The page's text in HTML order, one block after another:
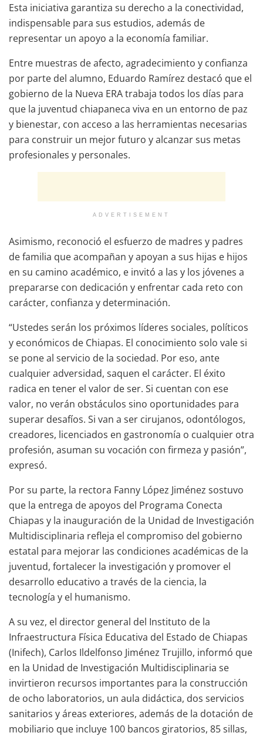
Esta iniciativa garantiza su derecho a la conectividad,
indispensable para sus estudios, además de
representar un apoyo a la economía familiar.
Entre muestras de afecto, agradecimiento y confianza
por parte del alumno, Eduardo Ramírez destacó que el
gobierno de la Nueva ERA trabaja todos los días para
que la juventud chiapaneca viva en un entorno de paz
y bienestar, con acceso a las herramientas necesarias
para construir un mejor futuro y alcanzar sus metas
profesionales y personales.
ADVERTISEMENT
Asimismo, reconoció el esfuerzo de madres y padres
de familia que acompañan y apoyan a sus hijas e hijos
en su camino académico, e invitó a las y los jóvenes a
prepararse con dedicación y enfrentar cada reto con
carácter, confianza y determinación.
“Ustedes serán los próximos líderes sociales, políticos
y económicos de Chiapas. El conocimiento solo vale si
se pone al servicio de la sociedad. Por eso, ante
cualquier adversidad, saquen el carácter. El éxito
radica en tener el valor de ser. Si cuentan con ese
valor, no verán obstáculos sino oportunidades para
superar desafíos. Si van a ser cirujanos, odontólogos,
creadores, licenciados en gastronomía o cualquier otra
profesión, asuman su vocación con firmeza y pasión”,
expresó.
Por su parte, la rectora Fanny López Jiménez sostuvo
que la entrega de apoyos del Programa Conecta
Chiapas y la inauguración de la Unidad de Investigación
Multidisciplinaria refleja el compromiso del gobierno
estatal para mejorar las condiciones académicas de la
juventud, fortalecer la investigación y promover el
desarrollo educativo a través de la ciencia, la
tecnología y el humanismo.
A su vez, el director general del Instituto de la
Infraestructura Física Educativa del Estado de Chiapas
(Inifech), Carlos Ildelfonso Jiménez Trujillo, informó que
en la Unidad de Investigación Multidisciplinaria se
invirtieron recursos importantes para la construcción
de ocho laboratorios, un aula didáctica, dos servicios
sanitarios y áreas exteriores, además de la dotación de
mobiliario que incluye 100 bancos giratorios, 85 sillas,